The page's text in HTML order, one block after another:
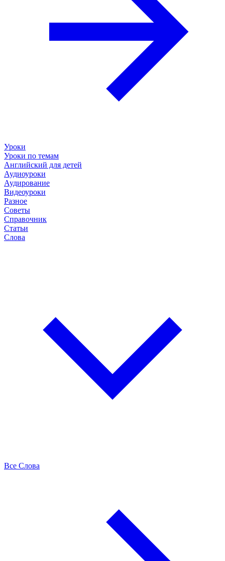
Уроки
Уроки по темам
Английский для детей
Аудиоуроки
Аудирование
Видеоуроки
Разное
Советы
Справочник
Статьи
Слова
Все Слова